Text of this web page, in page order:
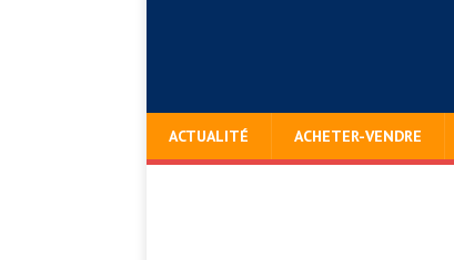
ACTUALITÉ ACHETER-VENDRE